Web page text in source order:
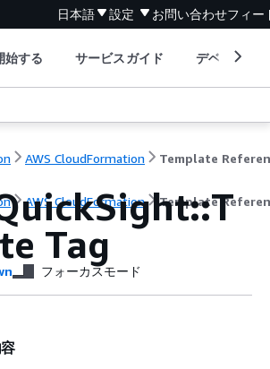
日本語 設定 お問い合わせフィー
始する サービスガイド デベロッパ
AWS CloudFormation Template
AWS CloudFormation Template
Tag
フォーカスモード